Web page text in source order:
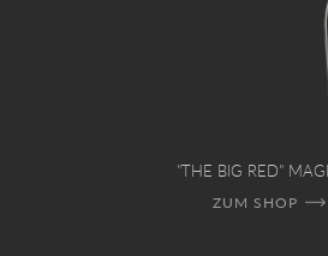
"THE BIG RED"
ZUM SHOP